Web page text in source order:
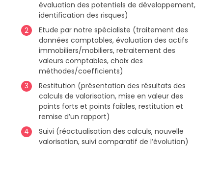
évaluation des potentiels de développement,
identification des risques)
Etude par notre spécialiste (traitement des
données comptables, évaluation des actifs
immobiliers/mobiliers, retraitement des
valeurs comptables, choix des
méthodes/coefficients)
Restitution (présentation des résultats des
calculs de valorisation, mise en valeur des
points forts et points faibles, restitution et
remise d’un rapport)
Suivi (réactualisation des calculs, nouvelle
valorisation, suivi comparatif de l’évolution)